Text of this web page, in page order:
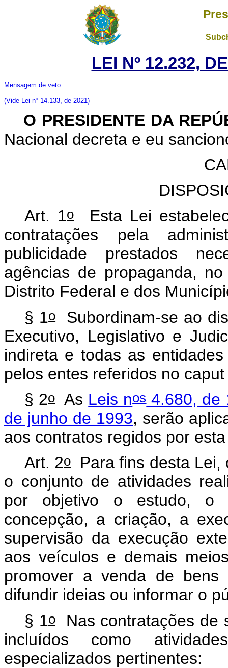
LEI Nº 12.232,
Mensagem de veto
(Vide Lei nº 14.133, de 2021)
O PRESIDENTE DA
Nacional decreta e eu
Art. 1oEsta Lei
contratações pela
publicidade prestados
agências de propaganda,
Distrito Federal e dos
§ 1oSubordinam-se ao
Executivo, Legislativo e
indireta e todas as
pelos entes referidos no caput
§ 2o As Leis nos4.680, de
de junho de 1993, serão
aos contratos regidos por
Art. 2oPara fins desta Lei,
o conjunto de atividades
por objetivo o estudo, o
concepção, a criação, a
supervisão da execução
aos veículos e demais
promover a venda de bens
difundir ideias ou informar o
§ 1oNas contratações de
incluídos como
especializados pertinentes: